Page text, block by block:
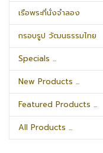
เรือพระที่นั่งจำลอง
กรอบรูป วัฒนธรรมไทย
Specials ...
New Products ...
Featured Products ...
All Products ...